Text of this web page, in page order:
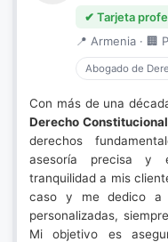
✔ Tarjeta
📍 Armenia · 🏢
Abogado de
Con más de una
Derecho Constitucional
derechos
asesoría precisa y
tranquilidad a mis
caso y me dedico a
personalizadas,
Mi objetivo es